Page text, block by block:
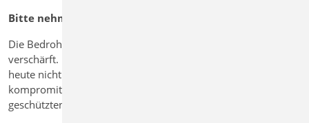
Bitte nehmen Sie diese Warnung ernst.
Die Bedrohung durch Cyberangriffe hat sich weiter
verschärft. Besonders häufig beginnen erfolgreiche Angriffe
heute nicht mit hochkomplexer Technik, sondern mit
kompromittierten Zugangsdaten, Phishing, unzureichend
geschützten Remote-Zugängen oder manipulierten E-Mails.